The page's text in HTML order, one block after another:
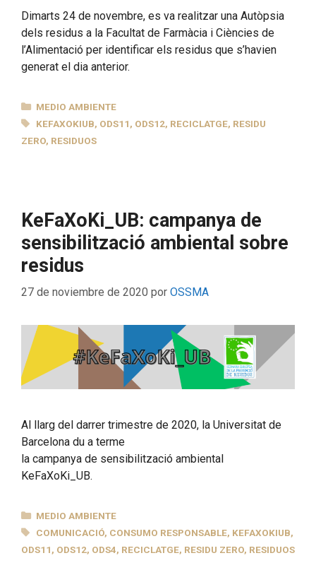
Dimarts 24 de novembre, es va realitzar una Autòpsia
dels residus a la Facultat de Farmàcia i Ciències de
l’Alimentació per identificar els residus que s’havien
generat el dia anterior.
CATEGORÍAS
MEDIO AMBIENTE
ETIQUETAS
KEFAXOKIUB, ODS11, ODS12, RECICLATGE, RESIDU
ZERO, RESIDUOS
KeFaXoKi_UB: campanya de
sensibilització ambiental sobre
residus
27 de noviembre de 2020 por OSSMA
Al llarg del darrer trimestre de 2020, la Universitat de
Barcelona du a terme
la campanya de sensibilització ambiental
KeFaXoKi_UB.
CATEGORÍAS
MEDIO AMBIENTE
ETIQUETAS
COMUNICACIÓ, CONSUMO RESPONSABLE, KEFAXOKIUB,
ODS11, ODS12, ODS4, RECICLATGE, RESIDU ZERO, RESIDUOS